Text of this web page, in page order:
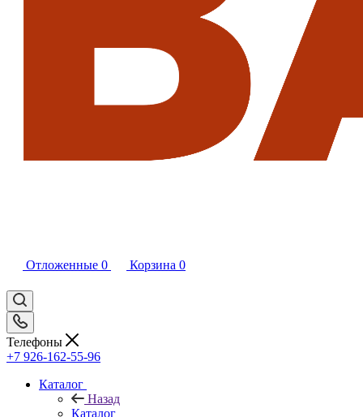
Отложенные 0 Корзина 0
Телефоны
+7 926-162-55-96
Каталог
Назад
Каталог